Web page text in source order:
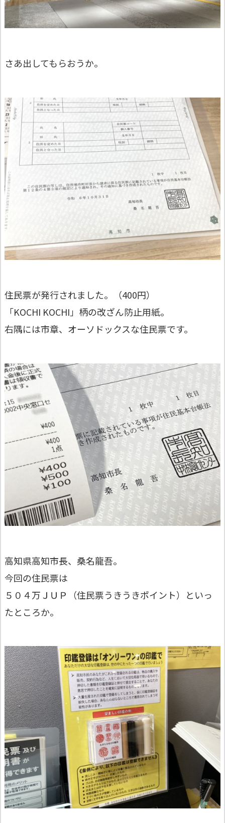
さあ出してもらおうか。
住民票が発行されました。（400円）
「KOCHI KOCHI」柄の改ざん防止用紙。
右隅には市章、オーソドックスな住民票です。
高知県高知市長、桑名龍吾。
今回の住民票は
５０４万ＪＵＰ（住民票うきうきポイント）といっ
たところか。